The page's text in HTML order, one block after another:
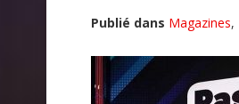
Publié dans Magazines,